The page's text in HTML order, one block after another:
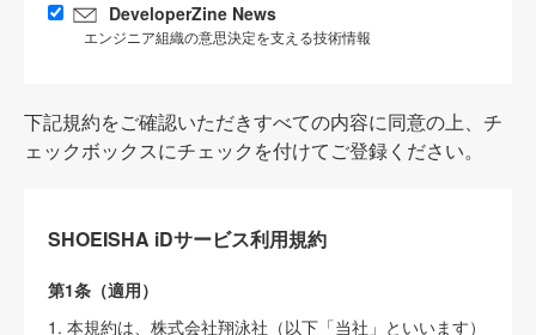
DeveloperZine News
エンジニア組織の意思決定を支える技術情報
下記規約をご確認いただきすべての内容に同意の上、チ
ェックボックスにチェックを付けてご登録ください。
SHOEISHA iDサービス利用規約
第1条（適用）
1. 本規約は、株式会社翔泳社（以下「当社」といいます）